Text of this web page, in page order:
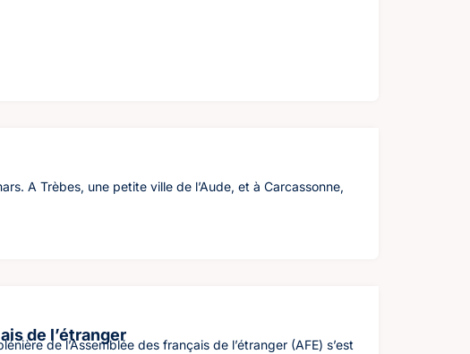
A Trèbes, une petite ville de l’Aude, et à Carcassonne,
de l’étranger
de l’Assemblée des français de l’étranger (AFE) s’est